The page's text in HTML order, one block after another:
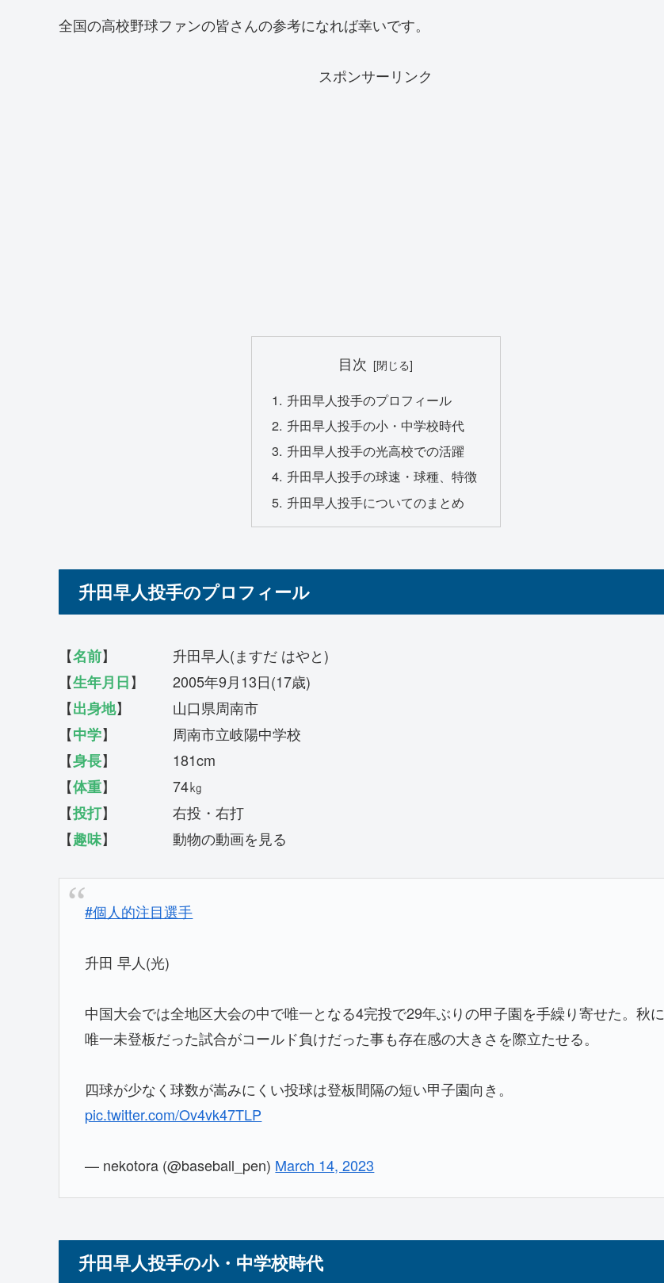
全国の高校野球ファンの皆さんの参考になれば幸いです。
スポンサーリンク
目次
升田早人投手のプロフィール
升田早人投手の小・中学校時代
升田早人投手の光高校での活躍
升田早人投手の球速・球種、特徴
升田早人投手についてのまとめ
升田早人投手のプロフィール
【名前】 升田早人(ますだ はやと)
【生年月日】 2005年9月13日(17歳)
【出身地】 山口県周南市
【中学】 周南市立岐陽中学校
【身長】 181cm
【体重】 74㎏
【投打】 右投・右打
【趣味】 動物の動画を見る
#個人的注目選手
升田 早人(光)
中国大会では全地区大会の中で唯一となる4完投で29年ぶりの甲子園を手繰り寄せた。秋に
唯一未登板だった試合がコールド負けだった事も存在感の大きさを際立たせる。
四球が少なく球数が嵩みにくい投球は登板間隔の短い甲子園向き。
pic.twitter.com/Ov4vk47TLP
— nekotora (@baseball_pen) March 14, 2023
升田早人投手の小・中学校時代